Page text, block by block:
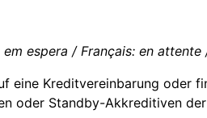
espera / Français: en
eine Kreditvereinbarung oder
oder Standby-Akkreditiven